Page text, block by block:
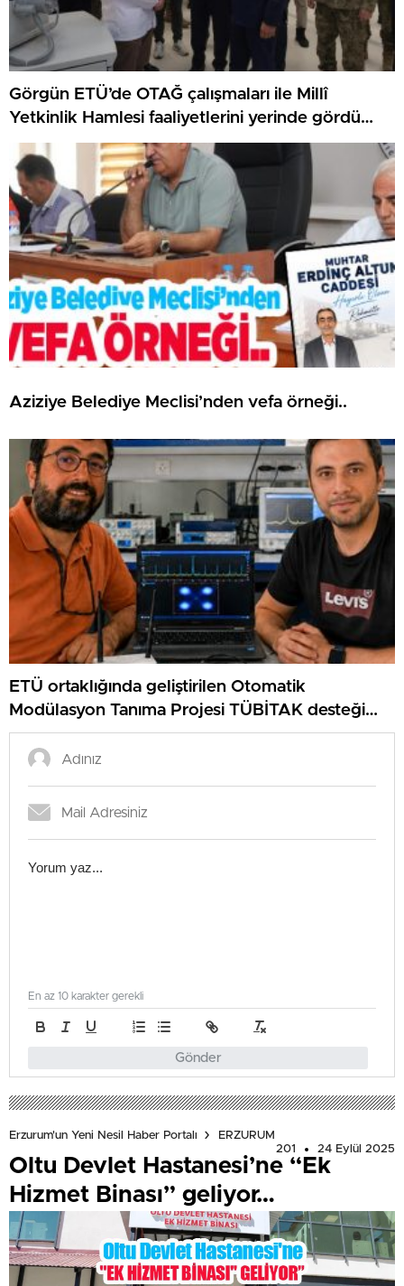
Görgün ETÜ’de OTAĞ çalışmaları ile Millî
Yetkinlik Hamlesi faaliyetlerini yerinde gördü…
Aziziye Belediye Meclisi’nden vefa örneği..
ETÜ ortaklığında geliştirilen Otomatik
Modülasyon Tanıma Projesi TÜBİTAK desteği
aldı..
Gönder
En az 10 karakter gerekli
Erzurum'un Yeni Nesil Haber Portalı
ERZURUM
201
24 Eylül 2025
Oltu Devlet Hastanesi’ne “Ek
Hizmet Binası” geliyor…